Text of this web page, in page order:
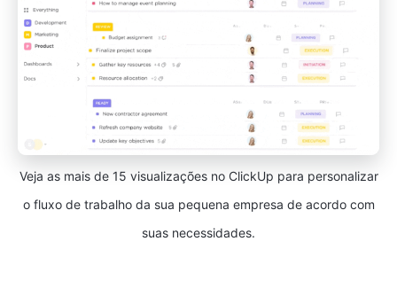
Veja as mais de 15 visualizações no ClickUp para personalizar
o fluxo de trabalho da sua pequena empresa de acordo com
suas necessidades.